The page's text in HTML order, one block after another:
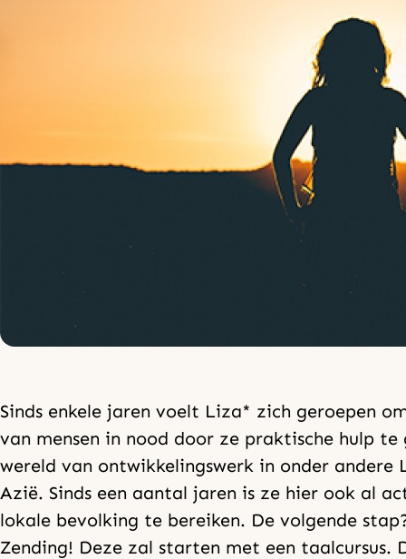
Sinds enkele jaren voelt Liza* zich geroepen
van mensen in nood door ze praktische hulp
wereld van ontwikkelingswerk in onder
Azië. Sinds een aantal jaren is ze hier ook al
lokale bevolking te bereiken. De volgende
Zending! Deze zal starten met een taalcursus.